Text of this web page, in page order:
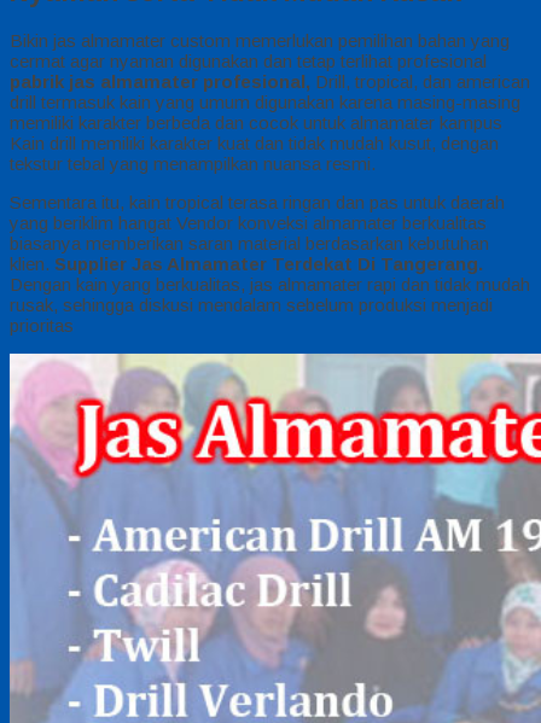
Bikin jas almamater custom memerlukan pemilihan bahan yang
cermat agar nyaman digunakan dan tetap terlihat profesional
pabrik jas almamater profesional, Drill, tropical, dan american
drill termasuk kain yang umum digunakan karena masing-masing
memiliki karakter berbeda dan cocok untuk almamater kampus
Kain drill memiliki karakter kuat dan tidak mudah kusut, dengan
tekstur tebal yang menampilkan nuansa resmi.
Sementara itu, kain tropical terasa ringan dan pas untuk daerah
yang beriklim hangat Vendor konveksi almamater berkualitas
biasanya memberikan saran material berdasarkan kebutuhan
klien. Supplier Jas Almamater Terdekat Di Tangerang.
Dengan kain yang berkualitas, jas almamater rapi dan tidak mudah
rusak, sehingga diskusi mendalam sebelum produksi menjadi
prioritas